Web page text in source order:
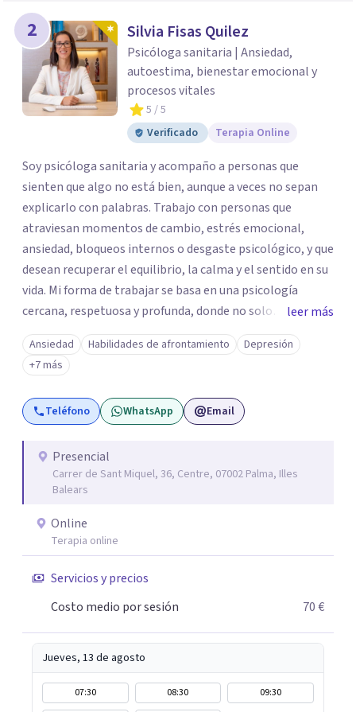
2 Silvia Fisas Quilez
Psicóloga sanitaria | Ansiedad,
autoestima, bienestar emocional y
procesos vitales
5 / 5
Verificado
Terapia Online
Soy psicóloga sanitaria y acompaño a personas que
sienten que algo no está bien, aunque a veces no sepan
explicarlo con palabras. Trabajo con personas que
atraviesan momentos de cambio, estrés emocional,
ansiedad, bloqueos internos o desgaste psicológico, y que
desean recuperar el equilibrio, la calma y el sentido en su
vida. Mi forma de trabajar se basa en una psicología
cercana, respetuosa y profunda, donde no solo
atendemos los síntomas, sino también lo que los
provoca. Integro la psicología positiva y la terapia
cognitivo-conductual con una mirada más amplia,
teniendo en cuenta la mente, el cuerpo y la emoción.
Tengo una amplia experiencia acompañando a personas
conozco de primera mano tras haber vivido fuera de
España durante años. Además, soy madre, lo que me ha
dado una sensibilidad especial para comprender las
exigencias emocionales de la vida cotidiana y la necesidad
de cuidarse sin culpa. En sesión encontrarás un espacio
seguro donde sentirte escuchado/a, comprendido/a y
acompañado/a, a tu ritmo, con herramientas prácticas
que te ayuden a generar cambios reales y sostenibles en
leer más
Ansiedad Habilidades de afrontamiento
Depresión
+7 más
Teléfono WhatsApp Email
Presencial
Carrer de Sant Miquel, 36, Centre, 07002 Palma, Illes
Balears
Online
Terapia online
Servicios y precios
Costo medio por sesión
70 €
Jueves, 13 de agosto
07:30 08:30
09:30